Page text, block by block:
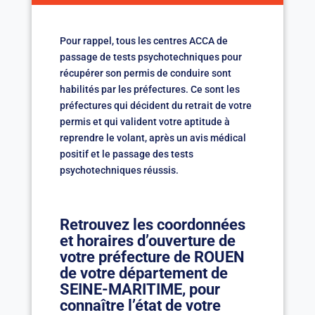
Pour rappel, tous les centres ACCA de
passage de tests psychotechniques pour
récupérer son permis de conduire sont
habilités par les préfectures. Ce sont les
préfectures qui décident du retrait de votre
permis et qui valident votre aptitude à
reprendre le volant, après un avis médical
positif et le passage des tests
psychotechniques réussis.
Retrouvez les coordonnées
et horaires d’ouverture de
votre préfecture de ROUEN
de votre département de
SEINE-MARITIME, pour
connaître l’état de votre